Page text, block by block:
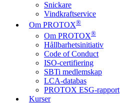
Snickare
Vindkraftservice
Om PROTOX®
Om PROTOX®
Hållbarhetsinitiativ
Code of Conduct
ISO-certifiering
SBTi medlemskap
LCA-databas
PROTOX ESG-rapport
Kurser